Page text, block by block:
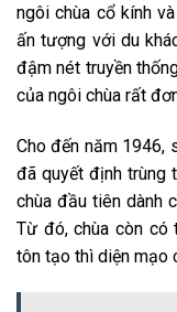
ngôi chùa cổ kính
ấn tượng với du
đậm nét truyền
của ngôi chùa rất
Cho đến năm 1946,
đã quyết định trùng
chùa đầu tiên dành
Từ đó, chùa còn có
tôn tạo thì diện mạo